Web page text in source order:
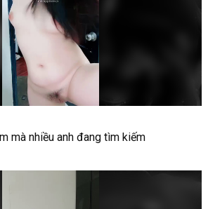
mà nhiều anh đang tìm kiếm